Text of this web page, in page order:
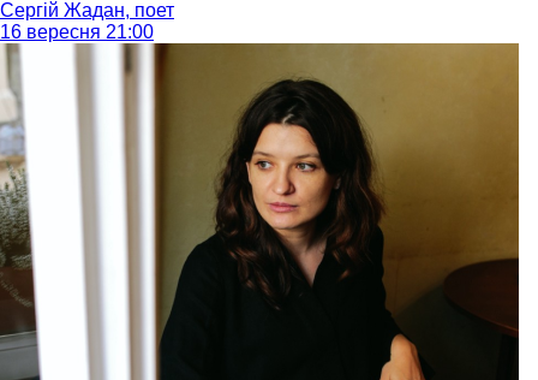
Сергій Жадан, поет
16 вересня 21:00